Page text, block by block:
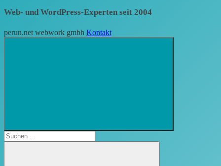
Web- und WordPress-Experten seit 2004
perun.net webwork gmbh Kontakt
öffnen
Suchen
nach: